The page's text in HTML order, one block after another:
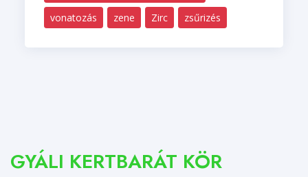
vonatozás
zene Zirc zsűrizés
GYÁLI KERTBARÁT KÖR